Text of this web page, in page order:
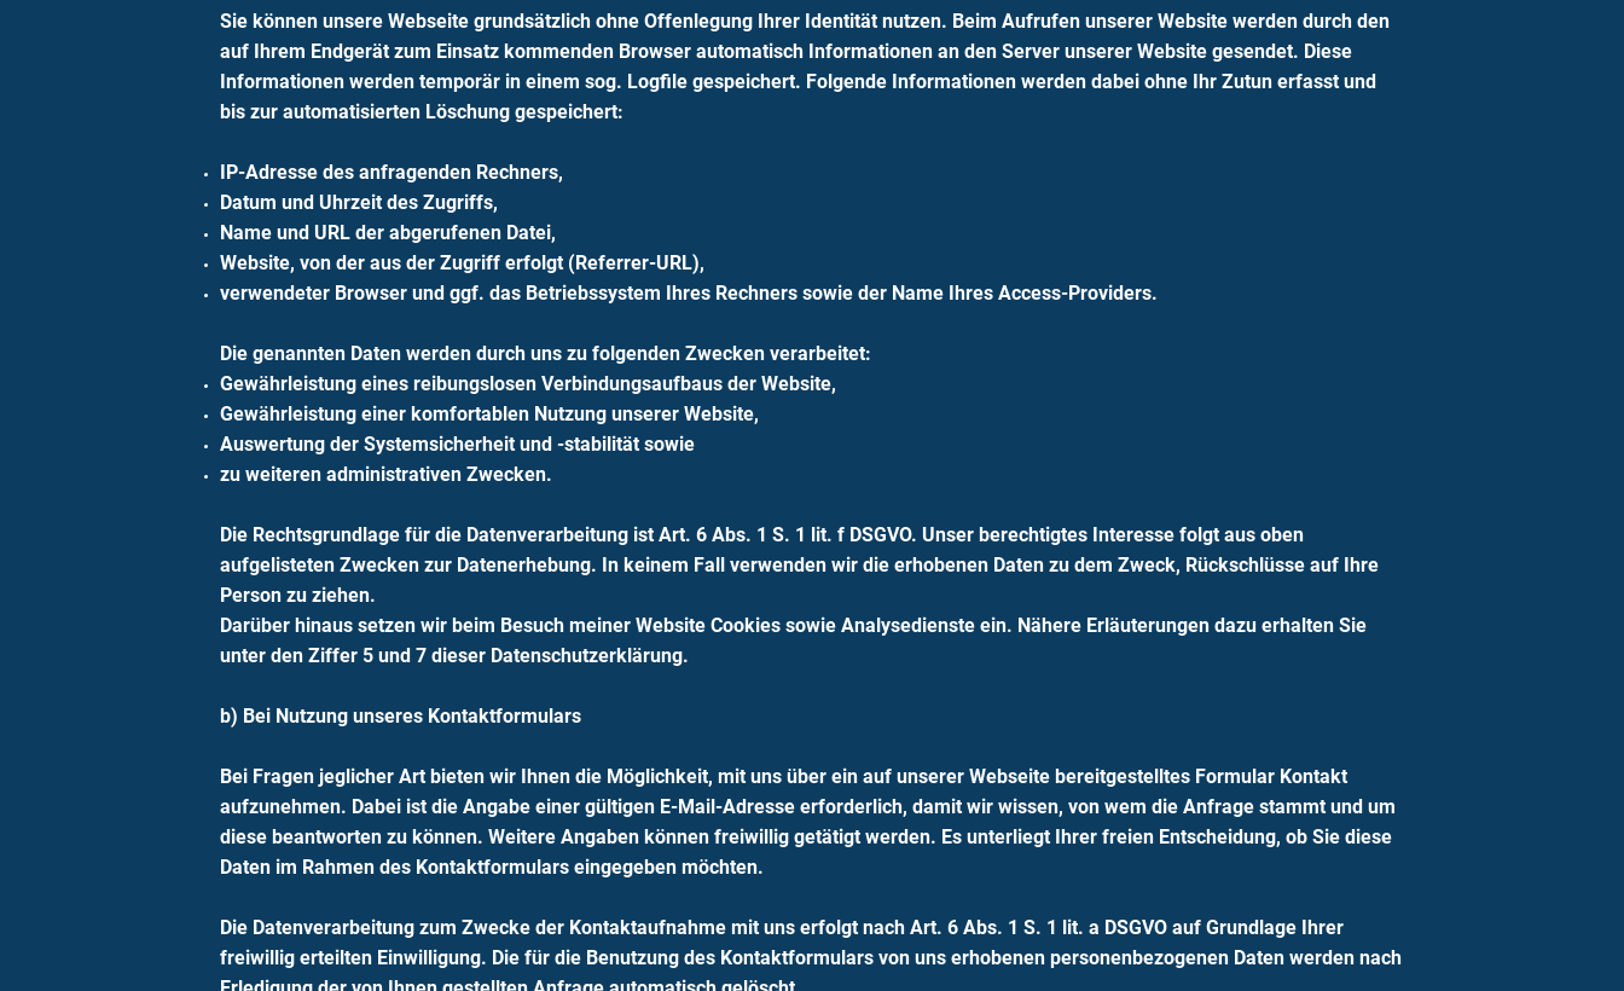
Sie können unsere Webseite grundsätzlich ohne Offenlegung Ihrer Identität nutzen. Beim Aufrufen unserer Website werden durch den
auf Ihrem Endgerät zum Einsatz kommenden Browser automatisch Informationen an den Server unserer Website gesendet. Diese
Informationen werden temporär in einem sog. Logfile gespeichert. Folgende Informationen werden dabei ohne Ihr Zutun erfasst und
bis zur automatisierten Löschung gespeichert:
IP-Adresse des anfragenden Rechners,
Datum und Uhrzeit des Zugriffs,
Name und URL der abgerufenen Datei,
Website, von der aus der Zugriff erfolgt (Referrer-URL),
verwendeter Browser und ggf. das Betriebssystem Ihres Rechners sowie der Name Ihres Access-Providers.
Die genannten Daten werden durch uns zu folgenden Zwecken verarbeitet:
Gewährleistung eines reibungslosen Verbindungsaufbaus der Website,
Gewährleistung einer komfortablen Nutzung unserer Website,
Auswertung der Systemsicherheit und -stabilität sowie
zu weiteren administrativen Zwecken.
Die Rechtsgrundlage für die Datenverarbeitung ist Art. 6 Abs. 1 S. 1 lit. f DSGVO. Unser berechtigtes Interesse folgt aus oben
aufgelisteten Zwecken zur Datenerhebung. In keinem Fall verwenden wir die erhobenen Daten zu dem Zweck, Rückschlüsse auf Ihre
Person zu ziehen.
Darüber hinaus setzen wir beim Besuch meiner Website Cookies sowie Analysedienste ein. Nähere Erläuterungen dazu erhalten Sie
unter den Ziffer 5 und 7 dieser Datenschutzerklärung.
b) Bei Nutzung unseres Kontaktformulars
Bei Fragen jeglicher Art bieten wir Ihnen die Möglichkeit, mit uns über ein auf unserer Webseite bereitgestelltes Formular Kontakt
aufzunehmen. Dabei ist die Angabe einer gültigen E-Mail-Adresse erforderlich, damit wir wissen, von wem die Anfrage stammt und um
diese beantworten zu können. Weitere Angaben können freiwillig getätigt werden. Es unterliegt Ihrer freien Entscheidung, ob Sie diese
Daten im Rahmen des Kontaktformulars eingegeben möchten.
Die Datenverarbeitung zum Zwecke der Kontaktaufnahme mit uns erfolgt nach Art. 6 Abs. 1 S. 1 lit. a DSGVO auf Grundlage Ihrer
freiwillig erteilten Einwilligung. Die für die Benutzung des Kontaktformulars von uns erhobenen personenbezogenen Daten werden nach